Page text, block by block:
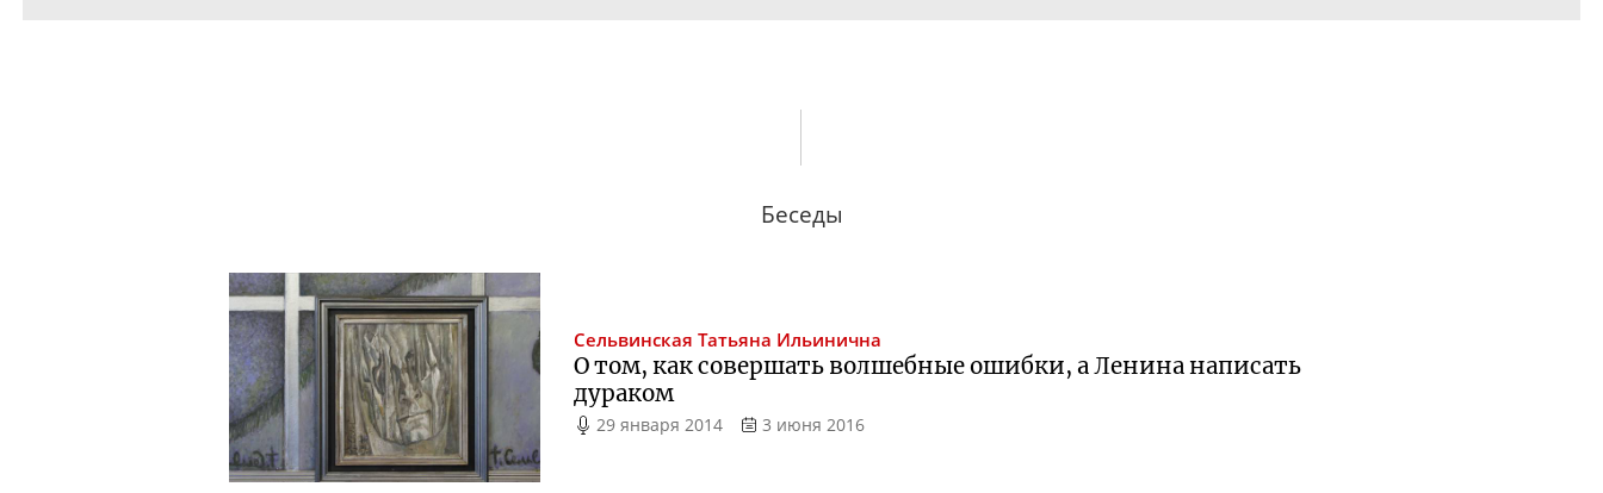
Беседы
Сельвинская Татьяна Ильинична
О том, как совершать волшебные ошибки, а Ленина написать
дураком
29 января 2014 3 июня 2016